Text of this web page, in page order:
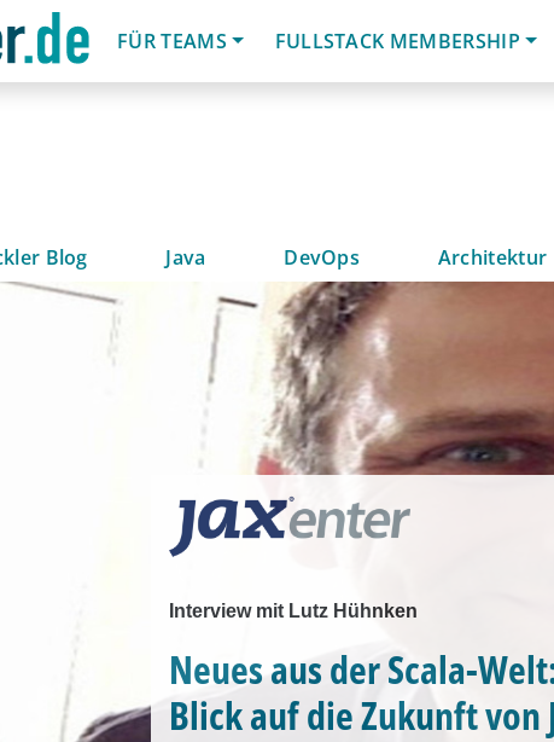
FÜR TEAMS
FULLSTACK MEMBERSHIP
Blog Java DevOps Architektur
Interview mit Lutz Hühnken
Neues aus der Scala-
Blick auf die Zukunft von